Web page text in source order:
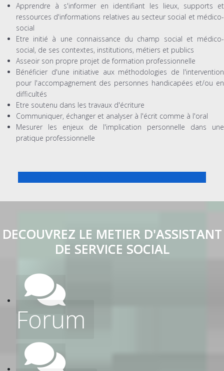
Apprendre à s'informer en identifiant les lieux, supports et
ressources d'informations relatives au secteur social et médico-
social
Etre initié à une connaissance du champ social et médico-
social, de ses contextes, institutions, métiers et publics
Asseoir son propre projet de formation professionnelle
Bénéficier d'une initiative aux méthodologies de l'intervention
pour l'accompagnement des personnes handicapées et/ou en
difficultés
Etre soutenu dans les travaux d'écriture
Communiquer, échanger et analyser à l'écrit comme à l'oral
Mesurer les enjeux de l'implication personnelle dans une
pratique professionnelle
DECOUVREZ LE METIER D'ASSISTANT
DE SERVICE SOCIAL
Forum